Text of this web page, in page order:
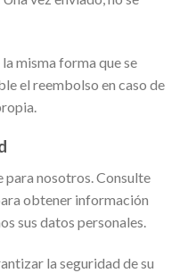
misma forma que se
el reembolso en caso de
para nosotros. Consulte
obtener información
sus datos personales.
la seguridad de su